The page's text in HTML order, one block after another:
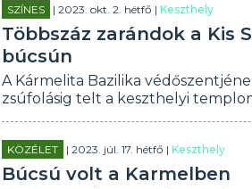
SZÍNES | 2023. okt. 2. hétfő |Keszthely
Többszáz zarándok a Kis
búcsún
A Kármelita Bazilika
zsúfolásig telt a keszthelyi
KÖZÉLET | 2023. júl. 17. hétfő |Keszthely
Búcsú volt a Karmelben